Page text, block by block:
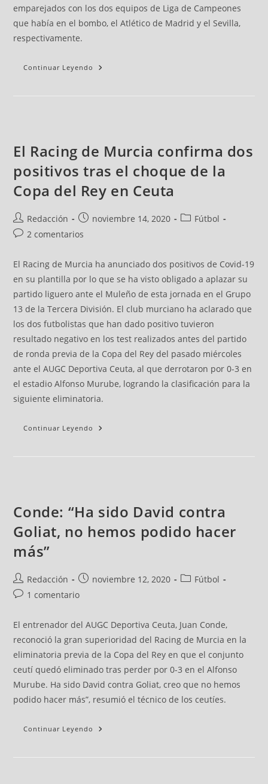
emparejados con los dos equipos de Liga de Campeones
que había en el bombo, el Atlético de Madrid y el Sevilla,
respectivamente.
Continuar Leyendo
El Racing de Murcia confirma dos
positivos tras el choque de la
Copa del Rey en Ceuta
Redacción noviembre 14, 2020
Fútbol
2 comentarios
El Racing de Murcia ha anunciado dos positivos de Covid-19
en su plantilla por lo que se ha visto obligado a aplazar su
partido liguero ante el Muleño de esta jornada en el Grupo
13 de la Tercera División. El club murciano ha aclarado que
los dos futbolistas que han dado positivo tuvieron
resultado negativo en los test realizados antes del partido
de ronda previa de la Copa del Rey del pasado miércoles
ante el AUGC Deportiva Ceuta, al que derrotaron por 0-3 en
el estadio Alfonso Murube, logrando la clasificación para la
siguiente eliminatoria.
Continuar Leyendo
Conde: “Ha sido David contra
Goliat, no hemos podido hacer
más”
Redacción noviembre 12, 2020
Fútbol
1 comentario
El entrenador del AUGC Deportiva Ceuta, Juan Conde,
reconoció la gran superioridad del Racing de Murcia en la
eliminatoria previa de la Copa del Rey en que el conjunto
ceutí quedó eliminado tras perder por 0-3 en el Alfonso
Murube. Ha sido David contra Goliat, creo que no hemos
podido hacer más”, resumió el técnico de los ceutíes.
Continuar Leyendo